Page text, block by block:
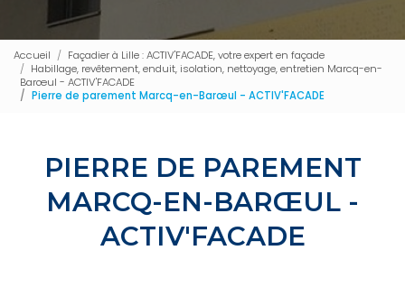
Accueil
Façadier à Lille : ACTIV'FACADE, votre expert en façade
Habillage, revêtement, enduit, isolation, nettoyage, entretien Marcq-en-
Barœul - ACTIV'FACADE
Pierre de parement Marcq-en-Barœul - ACTIV'FACADE
PIERRE DE PAREMENT
MARCQ-EN-BARŒUL -
ACTIV'FACADE